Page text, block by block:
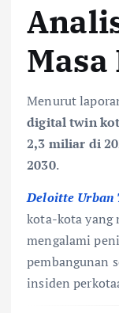
Masa
Menurut
digital twin
2,3 miliar di
2030.
Deloitte Urban
kota-kota yang
mengalami
pembangunan
insiden